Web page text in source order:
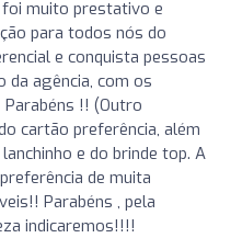
muito prestativo e
para todos nós do
e conquista pessoas
da agência, com os
!! (Outro
cartão preferência, além
e do brinde top. A
de muita
Parabéns , pela
indicaremos!!!!